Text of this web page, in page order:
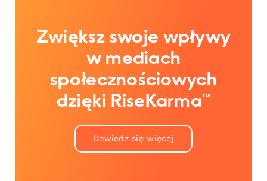
Zwiększ swoje wpływy
w mediach
społecznościowych
dzięki RiseKarma™
Dowiedz się więcej